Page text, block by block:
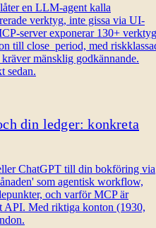
en LLM-agent kalla
verktyg, inte gissa via UI-
server exponerar 130+ verktyg
till close_period, med
mänsklig godkännande.
sedan.
din ledger: konkreta
ChatGPT till din bokföring via
som agentisk workflow,
och varför MCP är
API. Med riktiga konton (1930,